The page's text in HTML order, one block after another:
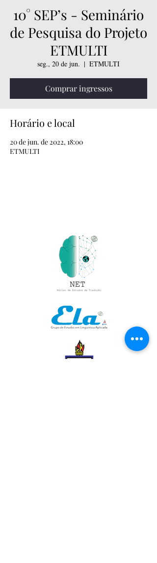
10° SEP’s - Seminário
de Pesquisa do Projeto
ETMULTI
seg., 20 de jun.
  |
ETMULTI
Comprar ingressos
Horário e local
20 de jun. de 2022, 18:00
ETMULTI